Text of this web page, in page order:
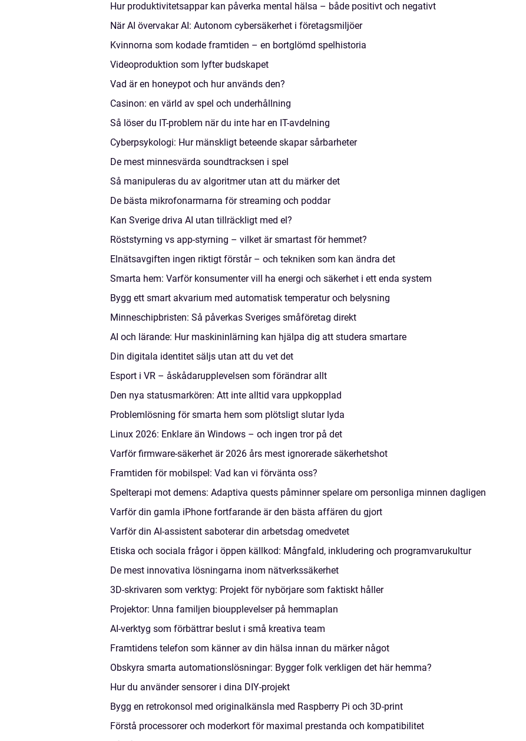
Hur produktivitetsappar kan påverka mental hälsa – både positivt och negativt
När AI övervakar AI: Autonom cybersäkerhet i företagsmiljöer
Kvinnorna som kodade framtiden – en bortglömd spelhistoria
Videoproduktion som lyfter budskapet
Vad är en honeypot och hur används den?
Casinon: en värld av spel och underhållning
Så löser du IT-problem när du inte har en IT-avdelning
Cyberpsykologi: Hur mänskligt beteende skapar sårbarheter
De mest minnesvärda soundtracksen i spel
Så manipuleras du av algoritmer utan att du märker det
De bästa mikrofonarmarna för streaming och poddar
Kan Sverige driva AI utan tillräckligt med el?
Röststyrning vs app-styrning – vilket är smartast för hemmet?
Elnätsavgiften ingen riktigt förstår – och tekniken som kan ändra det
Smarta hem: Varför konsumenter vill ha energi och säkerhet i ett enda system
Bygg ett smart akvarium med automatisk temperatur och belysning
Minneschipbristen: Så påverkas Sveriges småföretag direkt
AI och lärande: Hur maskininlärning kan hjälpa dig att studera smartare
Din digitala identitet säljs utan att du vet det
Esport i VR – åskådarupplevelsen som förändrar allt
Den nya statusmarkören: Att inte alltid vara uppkopplad
Problemlösning för smarta hem som plötsligt slutar lyda
Linux 2026: Enklare än Windows – och ingen tror på det
Varför firmware-säkerhet är 2026 års mest ignorerade säkerhetshot
Framtiden för mobilspel: Vad kan vi förvänta oss?
Spelterapi mot demens: Adaptiva quests påminner spelare om personliga minnen dagligen
Varför din gamla iPhone fortfarande är den bästa affären du gjort
Varför din AI-assistent saboterar din arbetsdag omedvetet
Etiska och sociala frågor i öppen källkod: Mångfald, inkludering och programvarukultur
De mest innovativa lösningarna inom nätverkssäkerhet
3D-skrivaren som verktyg: Projekt för nybörjare som faktiskt håller
Projektor: Unna familjen bioupplevelser på hemmaplan
AI-verktyg som förbättrar beslut i små kreativa team
Framtidens telefon som känner av din hälsa innan du märker något
Obskyra smarta automationslösningar: Bygger folk verkligen det här hemma?
Hur du använder sensorer i dina DIY-projekt
Bygg en retrokonsol med originalkänsla med Raspberry Pi och 3D-print
Förstå processorer och moderkort för maximal prestanda och kompatibilitet